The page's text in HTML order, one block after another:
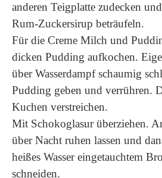
anderen Teigplatte zudecken
Rum-Zuckersirup beträufeln.
Für die Creme Milch und
dicken Pudding aufkochen.
über Wasserdampf schaumig
Pudding geben und verrühren.
Kuchen verstreichen.
Mit Schokoglasur überziehen.
über Nacht ruhen lassen und
heißes Wasser eingetauchtem
schneiden.